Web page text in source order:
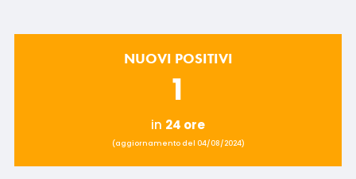
NUOVI POSITIVI
1
in 24 ore
(aggiornamento del 04/08/2024)